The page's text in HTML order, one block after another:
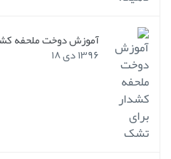
آموزش دوخت ملحفه
۱۳۹۶ دی ۱۸